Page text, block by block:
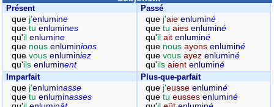
Présent
que j'enlumine
que tu enlumines
qu'il enlumine
que nous enluminions
que vous enluminiez
qu'ils enluminent
Passé
que j'aie enluminé
quetuaies enluminé
qu'ilait enluminé
que nousayons enluminé
quevousayez enluminé
qu'ilsaient enluminé
Imparfait
que j'enluminasse
que tu enluminasses
Plus-que-parfait
que j'eusse enluminé
quetueusses enluminé